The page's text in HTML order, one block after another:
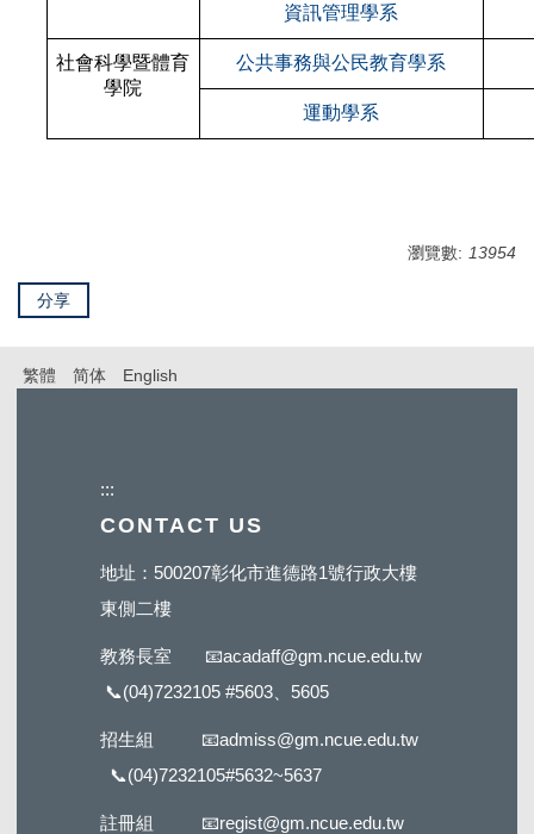
資訊管理學系
社會科學暨體育
學院
公共事務與公民教育學系
運動學系
瀏覽數: 13954
分享
繁體 简体 English
:::
CONTACT US
地址：500207彰化市進德路1號行政大樓
東側二樓
教務長室 📧acadaff@gm.ncue.edu.tw
📞(04)7232105 #5603 、5605
招生組 📧admiss@gm.ncue.edu.tw
📞(04)7232105#5632~5637
註冊組 📧regist@gm.ncue.edu.tw